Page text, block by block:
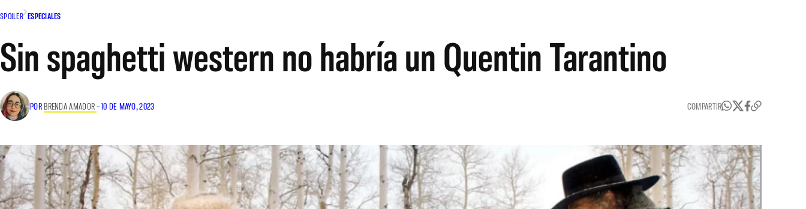
SPOILER ESPECIALES
Sin spaghetti western no habría un Quentin Tarantino
POR BRENDA AMADOR–10 DE MAYO, 2023 COMPARTIR